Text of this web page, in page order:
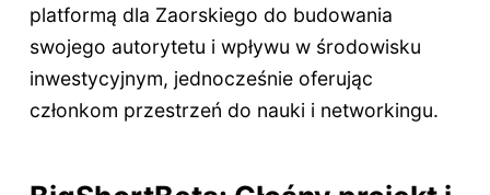
platformą dla Zaorskiego do budowania
swojego autorytetu i wpływu w środowisku
inwestycyjnym, jednocześnie oferując
członkom przestrzeń do nauki i networkingu.